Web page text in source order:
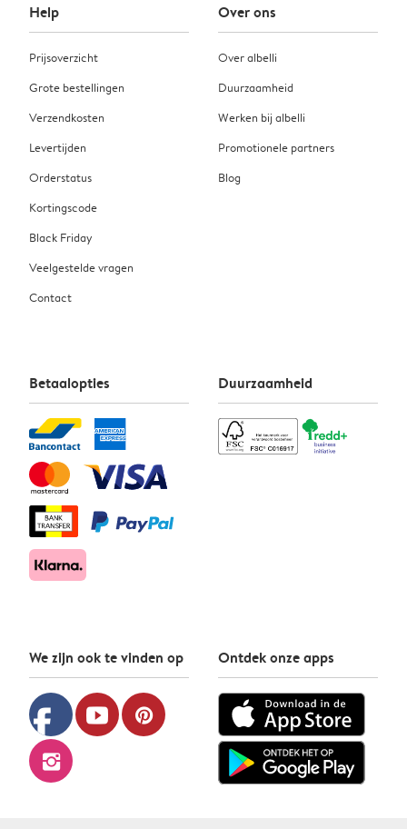
Help
Prijsoverzicht
Grote bestellingen
Verzendkosten
Levertijden
Orderstatus
Kortingscode
Black Friday
Veelgestelde vragen
Contact
Over ons
Over albelli
Duurzaamheid
Werken bij albelli
Promotionele partners
Blog
Betaalopties Duurzaamheid
We zijn ook te vinden op
facebook youtube pinterest
instagram
Ontdek onze apps